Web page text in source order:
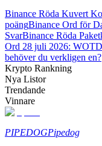
Tjäna
Binance Röda Kuvert
poängBinance Ord för
SvarBinance Röda
Ord 28 juli 2026:
behöver du verkligen en?
Krypto Rankning
Nya Listor
Trendande
Vinnare
PIPEDOGPipedog